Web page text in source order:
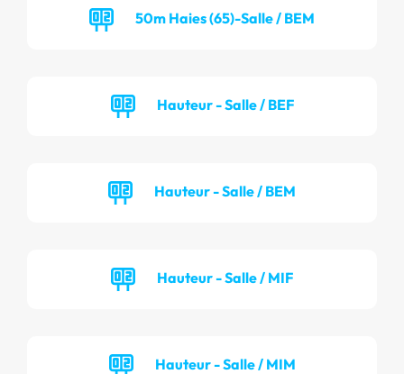
50m Haies (65)-Salle / BEM
Hauteur - Salle / BEF
Hauteur - Salle / BEM
Hauteur - Salle / MIF
Hauteur - Salle / MIM